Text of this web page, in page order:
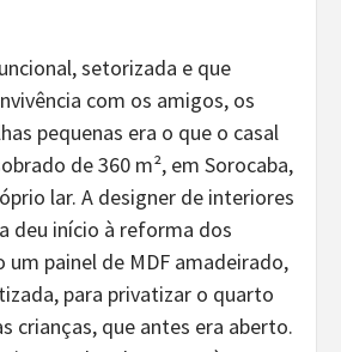
setorizada e que
com os amigos, os
pequenas era o que o casal
de 360 m², em Sorocaba,
lar. A designer de interiores
deu início à reforma dos
painel de MDF amadeirado,
para privatizar o quarto
crianças, que antes era aberto.